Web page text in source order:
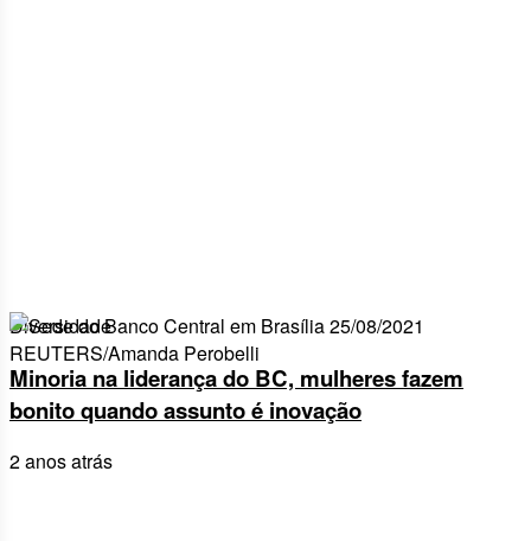
Diversidade
Minoria na liderança do BC, mulheres fazem
bonito quando assunto é inovação
2 anos atrás